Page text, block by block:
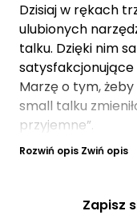
Dzisiaj w rękach
ulubionych
talku. Dzięki nim
Marzę o tym,
small talku
przyjemne”.
Rozwiń opis Zwiń opis
Zapisz